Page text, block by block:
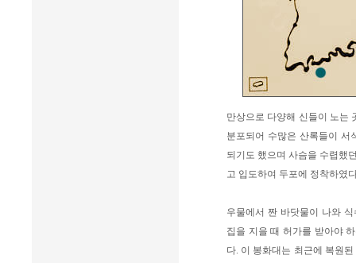
만상으로 다양해 신들이 노는
분포되어 수많은 산록들이 서
되기도 했으며 사슴을 수렵했
고 입도하여 두포에 정착하였
우물에서 짠 바닷물이 나와
집을 지을 때 허가를 받아야
다. 이 봉화대는 최근에 복원